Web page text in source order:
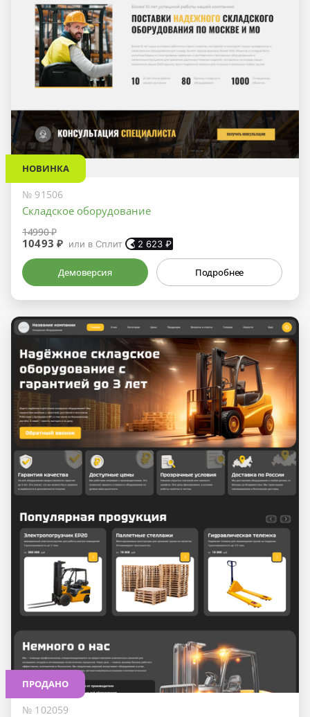
НОВИНКА
№ 91506
Складское оборудование
14990 ₽
10493 ₽ или в Сплит 2 623 ₽
Демоверсия Подробнее
ПРОДАНО
№ 102059